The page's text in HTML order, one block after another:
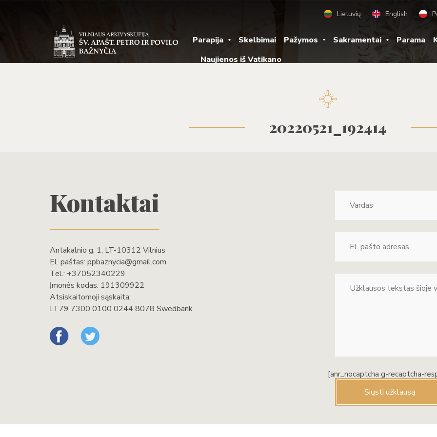
Lietuvių English
Parapija Skelbimai Pažymos Sakramentai Parama
Naujienos iš Vatikano
20220521_192414
Kontaktai
Antakalnio g. 1, LT-10312 Vilnius
El. paštas: ppbaznycia@gmail.com
Tel.: +37052340229
Įmonės kodas: 191309922
Atsiskaitomoji sąskaita:
LT79 7300 0100 0244 8078 Swedbank
[anr_nocaptcha g-recaptcha-